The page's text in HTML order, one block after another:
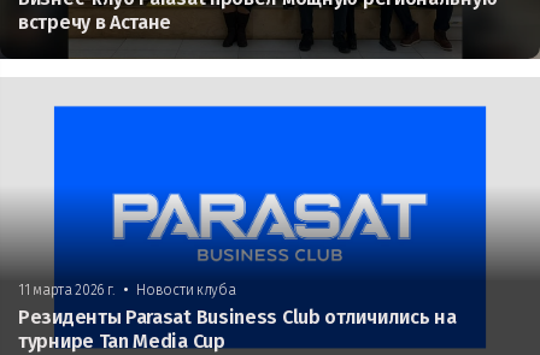
встречу в Астане
11 марта 2026 г. • Новости клуба
Резиденты Parasat Business Club отличились на
турнире Tan Media Cup